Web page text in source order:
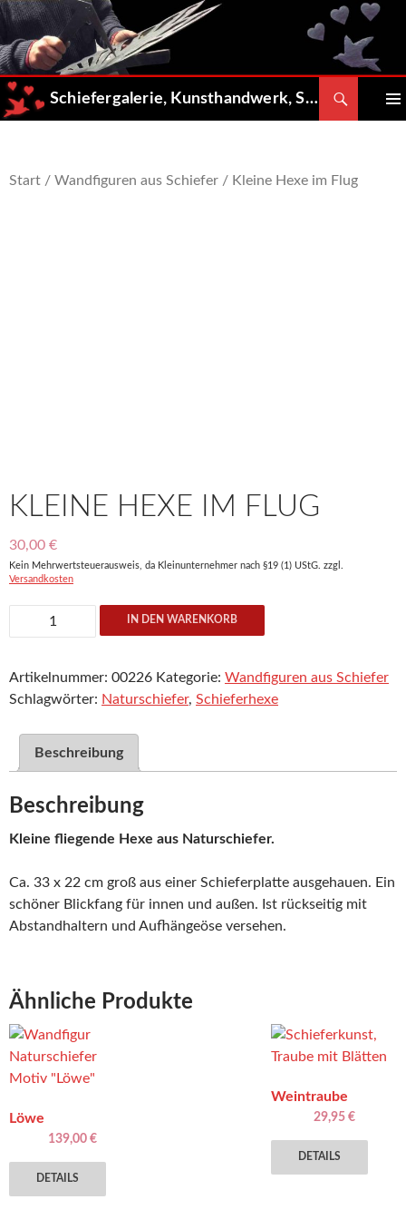
Zum
springen
Schiefergalerie, Kunsthandwerk, Shop
Suchen
Start / Wandfiguren aus Schiefer / Kleine Hexe im Flug
KLEINE HEXE IM FLUG
30,00 €
Kein Mehrwertsteuerausweis, da Kleinunternehmer nach §19 (1) UStG. zzgl.
Versandkosten
Hexe
Flug
Menge
IN DEN WARENKORB
Artikelnummer: 00226 Kategorie: Wandfiguren aus Schiefer
Schlagwörter: Naturschiefer, Schieferhexe
Beschreibung
Beschreibung
Kleine fliegende Hexe aus Naturschiefer.
Ca. 33 x 22 cm groß aus einer Schieferplatte ausgehauen. Ein
schöner Blickfang für innen und außen. Ist rückseitig mit
Abstandhaltern und Aufhängeöse versehen.
Ähnliche Produkte
Löwe
139,00 €
DETAILS
Dieses
Weintraube
29,95 €
DETAILS